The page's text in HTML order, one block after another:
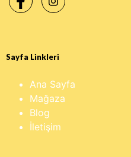
Sayfa Linkleri
Ana Sayfa
Mağaza
Blog
İletişim